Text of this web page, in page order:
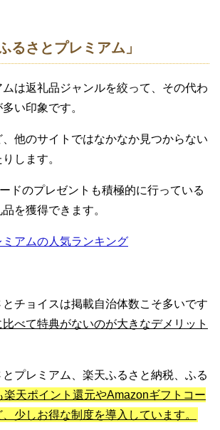
るさとプレミアム」
は返礼品ジャンルを絞って、その代わ
い印象です。
他のサイトではなかなか見つからない
します。
ドのプレゼントも積極的に行っている
を獲得できます。
アムの人気ランキング
チョイスは掲載自治体数こそ多いです
べて特典がないのが大きなデメリット
プレミアム、楽天ふるさと納税、ふる
楽天ポイント還元やAmazonギフトコー
少しお得な制度を導入しています。